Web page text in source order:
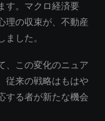
す。マクロ経済要
理の収束が、不動産
した。
、この変化のニュア
従来の戦略はもはや
する者が新たな機会